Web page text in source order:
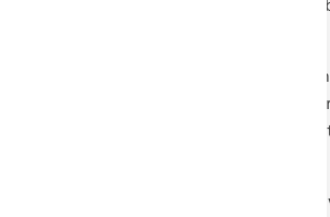
en verstokt, en weigerde zich
Ook de voornaamste priesters
vielen in groten getale af; ze
gruweldaden der heidenen en
Jahwe, de God van hun